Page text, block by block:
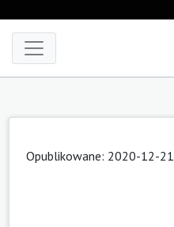
Opublikowane: 2020-12-21